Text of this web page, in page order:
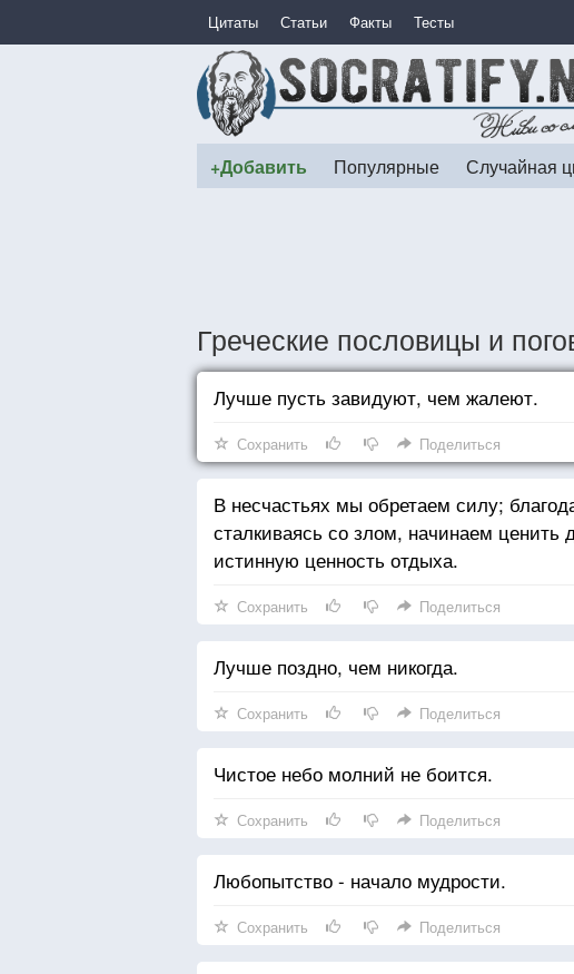
Цитаты Статьи Факты Тесты
+Добавить Популярные Случайная
Греческие пословицы и
Лучше пусть завидуют, чем жалеют.
Сохранить Поделиться
В несчастьях мы обретаем силу;
сталкиваясь со злом, начинаем ценить
истинную ценность отдыха.
Сохранить Поделиться
Лучше поздно, чем никогда.
Сохранить Поделиться
Чистое небо молний не боится.
Сохранить Поделиться
Любопытство - начало мудрости.
Сохранить Поделиться